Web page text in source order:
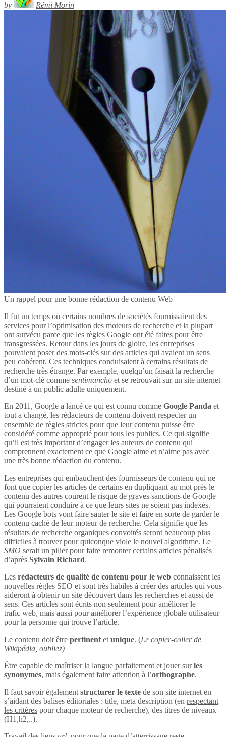
by Rémi Morin
Un rappel pour une bonne rédaction de contenu Web
Il fut un temps où certains nombres de sociétés fournissaient des
services pour l’optimisation des moteurs de recherche et la plupart
ont survécu parce que les règles Google ont été faites pour être
transgressées. Retour dans les jours de gloire, les entreprises
pouvaient poser des mots-clés sur des articles qui avaient un sens
peu cohérent. Ces techniques conduisaient à certains résultats de
recherche très étrange. Par exemple, quelqu’un faisait la recherche
d’un mot-clé comme sentimancho et se retrouvait sur un site internet
destiné à un public adulte uniquement.
En 2011, Google a lancé ce qui est connu comme Google Panda et
tout a changé, les rédacteurs de contenu doivent respecter un
ensemble de règles strictes pour que leur contenu puisse être
considéré comme approprié pour tous les publics. Ce qui signifie
qu’il est très important d’engager les auteurs de contenu qui
comprennent exactement ce que Google aime et n’aime pas avec
une très bonne rédaction du contenu.
Les entreprises qui embauchent des fournisseurs de contenu qui ne
font que copier les articles de certains en dupliquant au mot près le
contenu des autres courent le risque de graves sanctions de Google
qui pourraient conduire à ce que leurs sites ne soient pas indexés.
Les Google bots vont faire sauter le site et faire en sorte de garder le
contenu caché de leur moteur de recherche. Cela signifie que les
résultats de recherche organiques convoités seront beaucoup plus
difficiles à trouver pour quiconque viole le nouvel algorithme. Le
SMO serait un pilier pour faire remonter certains articles pénalisés
d’après Sylvain Richard.
Les rédacteurs de qualité de contenu pour le web connaissent les
nouvelles règles SEO et sont très habiles à créer des articles qui vous
aideront à obtenir un site découvert dans les recherches et aussi de
sens. Ces articles sont écrits non seulement pour améliorer le
trafic web, mais aussi pour améliorer l’expérience globale utilisateur
pour la personne qui trouve l’article.
Le contenu doit être pertinent et unique. (Le copier-coller de
Wikipédia, oubliez)
Être capable de maîtriser la langue parfaitement et jouer surles
synonymes, mais également faire attention à l’orthographe.
Il faut savoir également structurer le texte de son site internet en
s’aidant des balises éditoriales : title, meta description (en respectant
les critères pour chaque moteur de recherche), des titres de niveaux
(H1,h2,..).